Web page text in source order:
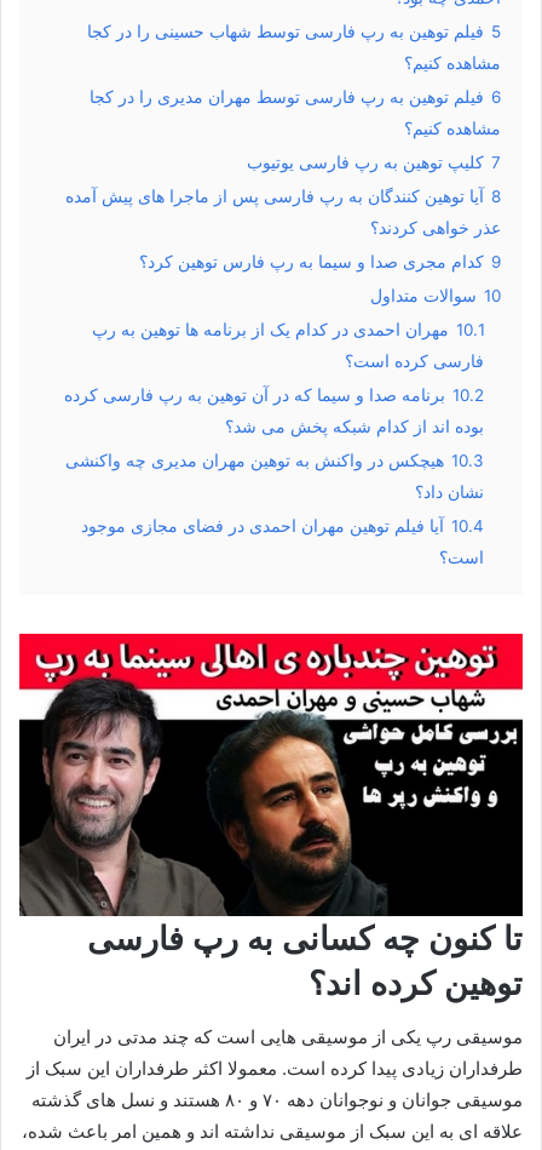
5 فیلم توهین به رپ فارسی توسط شهاب حسینی را در کجا
مشاهده کنیم؟
6 فیلم توهین به رپ فارسی توسط مهران مدیری را در کجا
مشاهده کنیم؟
7 کلیپ توهین به رپ فارسی یوتیوب
8 آیا توهین کنندگان به رپ فارسی پس از ماجرا های پیش آمده
عذر خواهی کردند؟
9 کدام مجری صدا و سیما به رپ فارس توهین کرد؟
10 سوالات متداول
10.1 مهران احمدی در کدام یک از برنامه ها توهین به رپ
فارسی کرده است؟
10.2 برنامه صدا و سیما که در آن توهین به رپ فارسی کرده
بوده اند از کدام شبکه پخش می شد؟
10.3 هیچکس در واکنش به توهین مهران مدیری چه واکنشی
نشان داد؟
10.4 آیا فیلم توهین مهران احمدی در فضای مجازی موجود
است؟
تا کنون چه کسانی به رپ فارسی
توهین کرده اند؟
موسیقی رپ یکی از موسیقی هایی است که چند مدتی در ایران
طرفداران زیادی پیدا کرده است. معمولا اکثر طرفداران این سبک از
موسیقی جوانان و نوجوانان دهه ۷۰ و ۸۰ هستند و نسل های گذشته
علاقه ای به این سبک از موسیقی نداشته اند و همین امر باعث شده،